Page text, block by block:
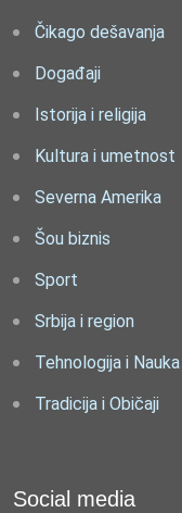
Čikago dešavanja
Događaji
Istorija i religija
Kultura i umetnost
Severna Amerika
Šou biznis
Sport
Srbija i region
Tehnologija i Nauka
Tradicija i Običaji
Social media